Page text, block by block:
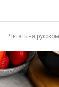
Читать на русском